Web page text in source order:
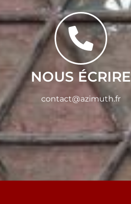
NOUS ÉCRIRE
contact@azimuth.fr